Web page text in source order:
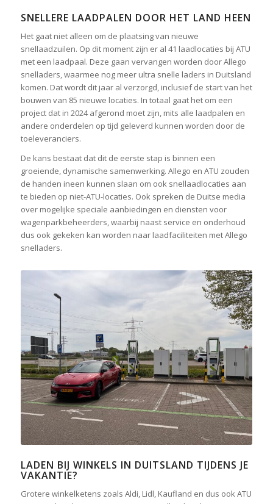
SNELLERE LAADPALEN DOOR HET LAND HEEN
Het gaat niet alleen om de plaatsing van nieuwe
snellaadzuilen. Op dit moment zijn er al 41 laadlocaties bij ATU
met een laadpaal. Deze gaan vervangen worden door Allego
snelladers, waarmee nog meer ultra snelle laders in Duitsland
komen. Dat wordt dit jaar al verzorgd, inclusief de start van het
bouwen van 85 nieuwe locaties. In totaal gaat het om een
project dat in 2024 afgerond moet zijn, mits alle laadpalen en
andere onderdelen op tijd geleverd kunnen worden door de
toeleveranciers.
De kans bestaat dat dit de eerste stap is binnen een
groeiende, dynamische samenwerking. Allego en ATU zouden
de handen ineen kunnen slaan om ook snellaadlocaties aan
te bieden op niet-ATU-locaties. Ook spreken de Duitse media
over mogelijke speciale aanbiedingen en diensten voor
wagenparkbeheerders, waarbij naast service en onderhoud
dus ook gekeken kan worden naar laadfaciliteiten met Allego
snelladers.
LADEN BIJ WINKELS IN DUITSLAND TIJDENS JE
VAKANTIE?
Grotere winkelketens zoals Aldi, Lidl, Kaufland en dus ook ATU